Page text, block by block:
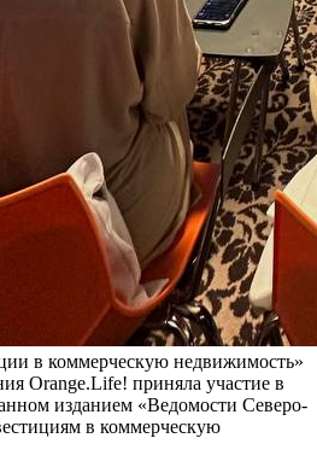
в коммерческую недвижимость»
Orange.Life! приняла участие в
изданием «Ведомости Северо-
в коммерческую